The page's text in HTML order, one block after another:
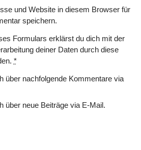
und Website in diesem Browser für
speichern.
Formulars erklärst du dich mit der
deiner Daten durch diese
*
über nachfolgende Kommentare via
über neue Beiträge via E-Mail.